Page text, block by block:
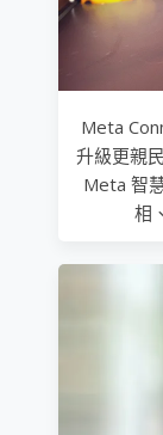
Meta
升級更親
Meta 智
相